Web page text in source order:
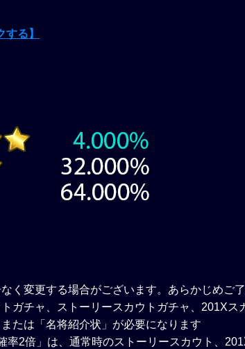
する】
く変更する場合がございます。あらかじめご
ガチャ、ストーリースカウトガチャ、201Xス
たは「名将紹介状」が必要になります
2倍」は、通常時のストーリースカウト、